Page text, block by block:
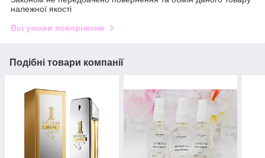
належної якості
Всі умови повернення
Подібні товари компанії